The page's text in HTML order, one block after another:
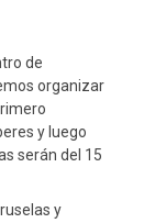
de
organizar
y luego
serán del 15
y